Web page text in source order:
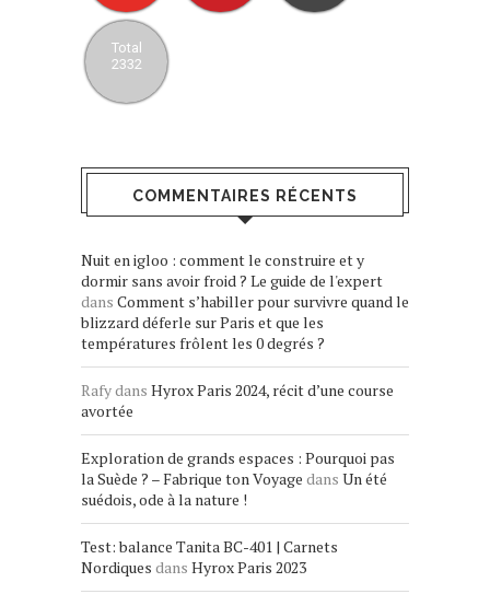
Total
2332
COMMENTAIRES RÉCENTS
Nuit en igloo : comment le construire et y
dormir sans avoir froid ? Le guide de l'expert
dans Comment s’habiller pour survivre quand le
blizzard déferle sur Paris et que les
températures frôlent les 0 degrés ?
Rafydans Hyrox Paris 2024, récit d’une course
avortée
Exploration de grands espaces : Pourquoi pas
la Suède ? – Fabrique ton Voyage dans Un été
suédois, ode à la nature !
Test: balance Tanita BC-401 | Carnets
Nordiques dans Hyrox Paris 2023